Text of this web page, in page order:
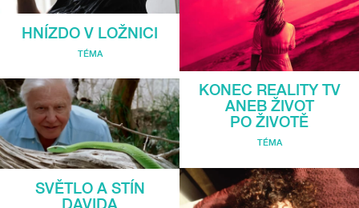
HNÍZDO V LOŽNICI
TÉMA
SVĚTLO A STÍN
DAVIDA
KONEC REALITY TV
ANEB ŽIVOT
PO ŽIVOTĚ
TÉMA